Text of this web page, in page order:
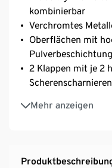
kombinierbar
Verchromtes
Oberflächen mit
2 Klappen mit je 2
Scherenscharnieren
Mehr anzeigen
Mit
Stand auch auf